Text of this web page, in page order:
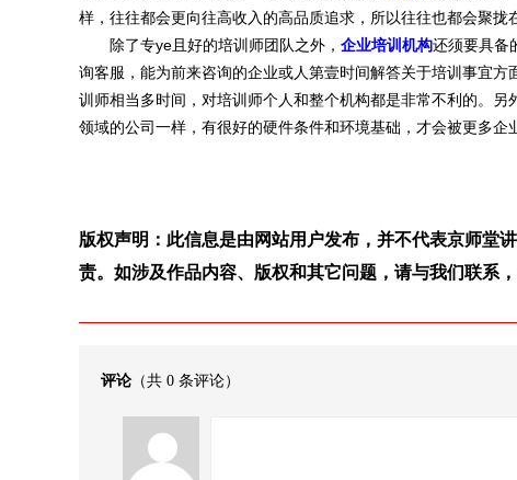
样，往往都会更向往高收入的高品质追求，所以往往也都会聚拢
除了专ye且好的培训师团队之外， 企业培训机构还须要具备
询客服，能为前来咨询的企业或人第壹时间解答关于培训事宜
训师相当多时间，对培训师个人和整个机构都是非常不利的。
领域的公司一样，有很好的硬件条件和环境基础，才会被更多企
版权声明：此信息是由网站用户发布，并不代表京师堂
责。如涉及作品内容、版权和其它问题，请与我们联系
评论 （共 0 条评论）